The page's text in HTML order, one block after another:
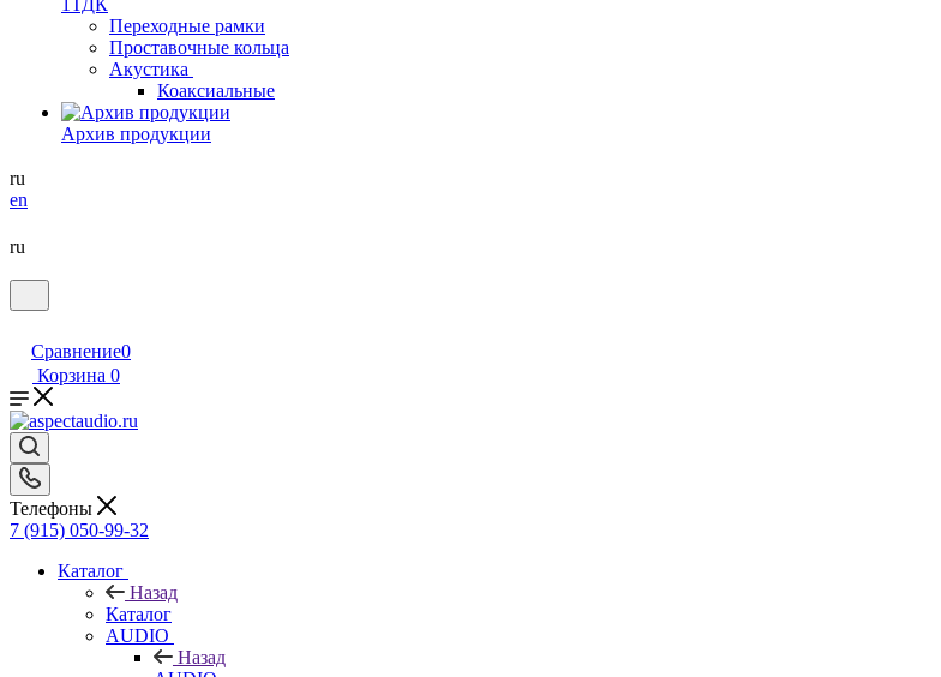
1ТДК
Переходные рамки
Проставочные кольца
Акустика
Коаксиальные
Архив продукции
ru
en
ru
Сравнение0
Корзина 0
Телефоны
7 (915) 050-99-32
Каталог
Назад
Каталог
AUDIO
Назад